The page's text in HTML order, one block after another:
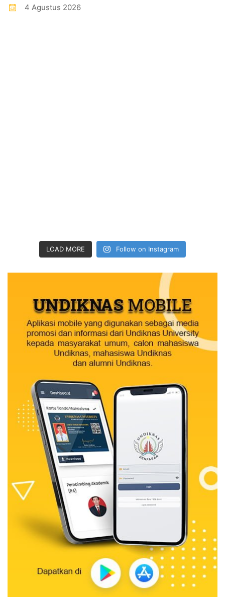
4 Agustus 2026
LOAD MORE Follow on Instagram